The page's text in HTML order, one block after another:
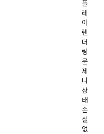
플
레
이
렌
더
링
문
제
나
상
태
손
실
없